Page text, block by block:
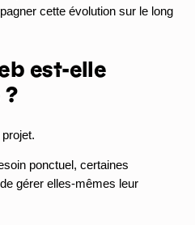
cette évolution sur le long
est-elle
ponctuel, certaines
gérer elles-mêmes leur